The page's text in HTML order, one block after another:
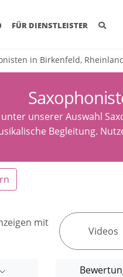
FÜR DIENSTLEISTER
in Birkenfeld,
unserer Auswahl
Begleitung.
mit
Videos